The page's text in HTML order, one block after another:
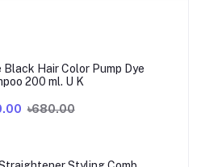
Black Hair Color Pump Dye
200 ml. U K
৳680.00